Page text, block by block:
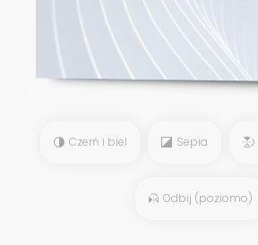
Czerń i biel Sepia
Odbij (poziomo)